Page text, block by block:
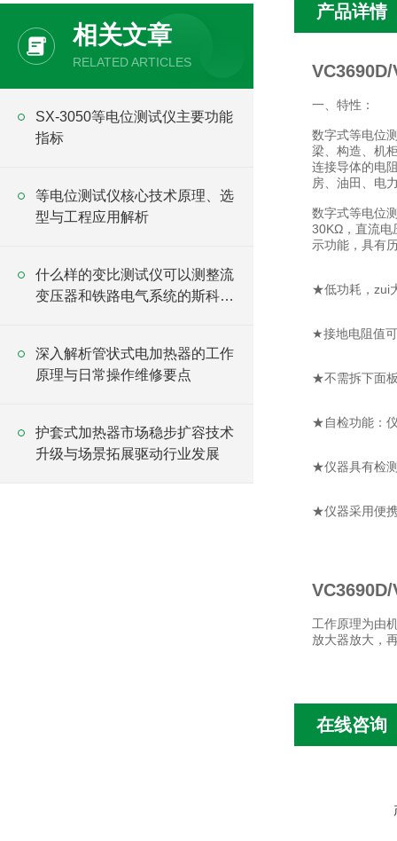
相关文章
RELATED ARTICLES
SX-3050等电位测试仪主要功能
指标
等电位测试仪核心技术原理、选
型与工程应用解析
什么样的变比测试仪可以测整流
变压器和铁路电气系统的斯科特
深入解析管状式电加热器的工作
原理与日常操作维修要点
护套式加热器市场稳步扩容技术
升级与场景拓展驱动行业发展
产品详情
一、特性：
数字式等电位
梁、构造、机
连接导体的电
房、油田、电
数字式等电位
30KΩ，直流电
示功能，具有
★低功耗，zui
★接地电阻值
★不需拆下面
★自检功能：
★仪器具有检
★仪器采用便
工作原理为由
放大器放大，
在线咨询